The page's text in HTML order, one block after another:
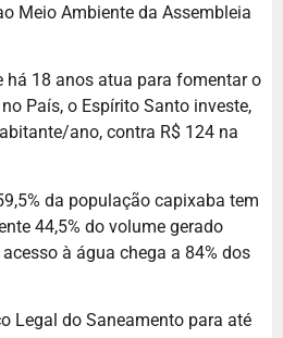
Meio Ambiente da Assembleia
há 18 anos atua para fomentar o
País, o Espírito Santo investe,
ano, contra R$ 124 na
da população capixaba tem
44,5% do volume gerado
à água chega a 84% dos
Legal do Saneamento para até